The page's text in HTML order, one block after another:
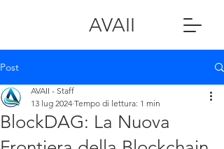
AVAII
Post
BlockDAG: La Nuova
AVAII - Staff
13 lug 2024 Tempo di lettura: 1 min